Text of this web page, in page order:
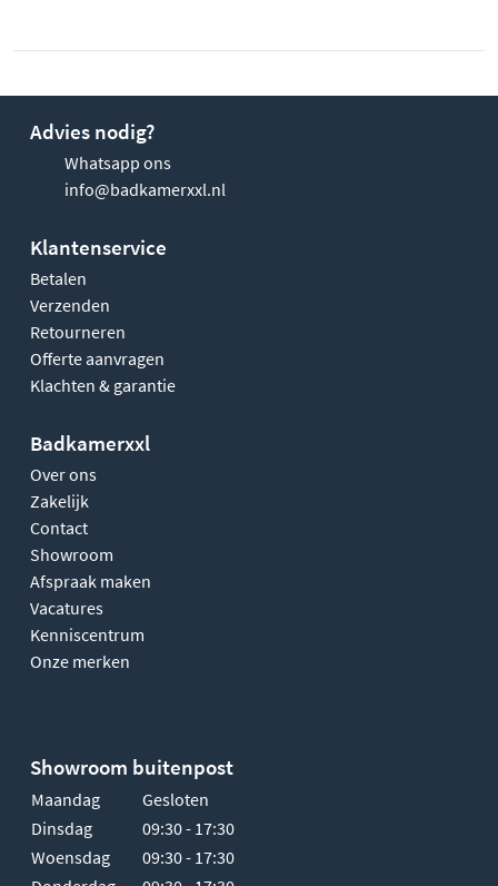
Advies nodig?
Whatsapp ons
info@badkamerxxl.nl
Klantenservice
Betalen
Verzenden
Retourneren
Offerte aanvragen
Klachten & garantie
Badkamerxxl
Over ons
Zakelijk
Contact
Showroom
Afspraak maken
Vacatures
Kenniscentrum
Onze merken
Showroom buitenpost
Maandag
Gesloten
Dinsdag
09:30 - 17:30
Woensdag
09:30 - 17:30